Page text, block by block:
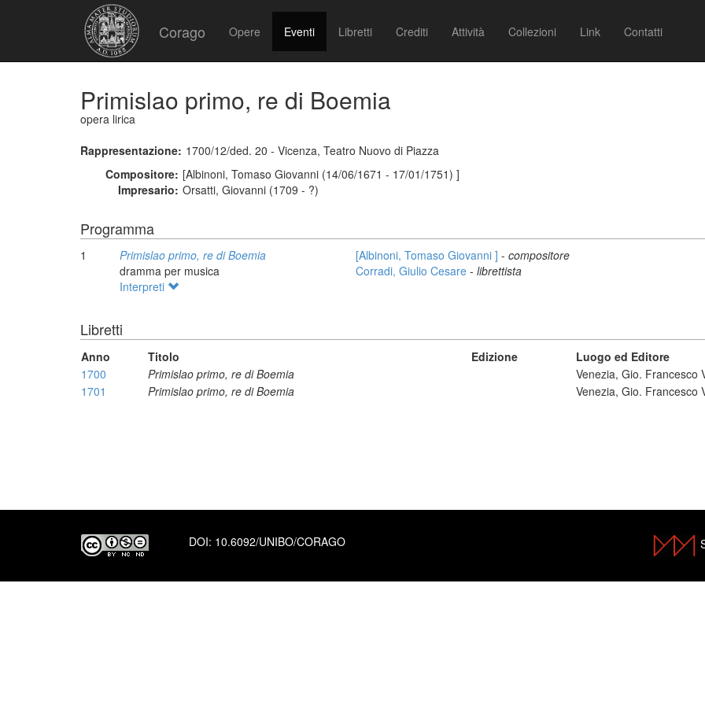
Corago Opere Eventi Libretti Crediti Attività Collezioni Link Contatti
Primislao primo, re di Boemia
opera lirica
Rappresentazione: 1700/12/ded. 20 - Vicenza, Teatro Nuovo di Piazza
Compositore: [Albinoni, Tomaso Giovanni (14/06/1671 - 17/01/1751) ]
Impresario: Orsatti, Giovanni (1709 - ?)
Programma
1
Primislao primo, re di Boemia
dramma per musica
[Albinoni, Tomaso Giovanni ] - compositore
Corradi, Giulio Cesare - librettista
Interpreti
Libretti
Anno Titolo Edizione
Luogo ed Editore
1700
Primislao primo, re di Boemia
Venezia, Gio. Francesco
1701
Primislao primo, re di Boemia Venezia, Gio. Francesco
DOI: 10.6092/UNIBO/CORAGO